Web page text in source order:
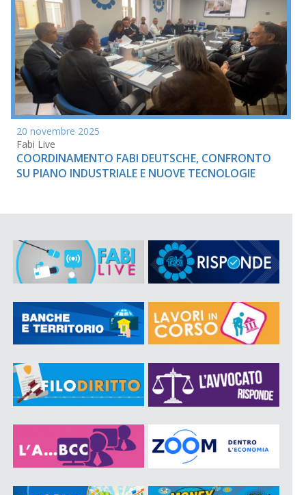
20 novembre 2025
Fabi Live
COORDINAMENTO FABI DEUTSCHE, CONFRONTO
SU PIANO INDUSTRIALE E NUOVE TECNOLOGIE